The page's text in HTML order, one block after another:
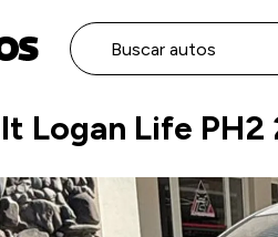
Buscar autos
Logan Life PH2